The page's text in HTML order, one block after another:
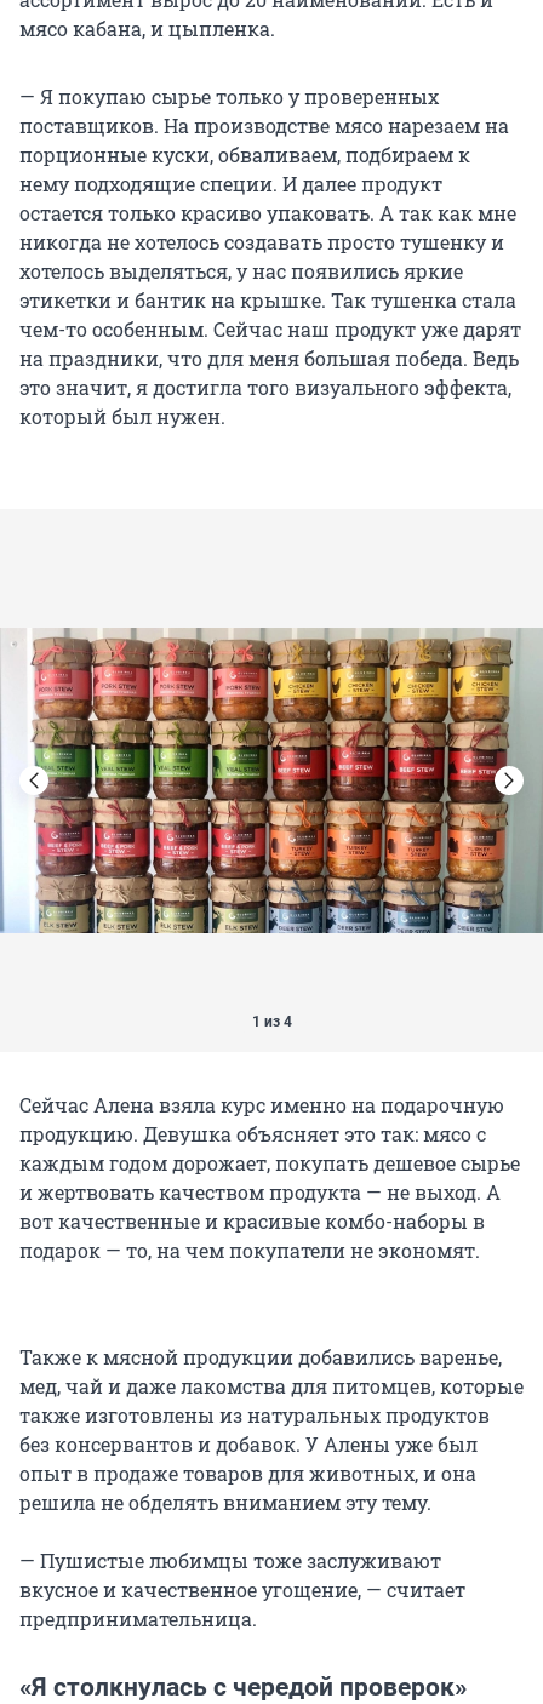
мясо кабана, и цыпленка.
— Я покупаю сырье только у проверенных
поставщиков. На производстве мясо нарезаем на
порционные куски, обваливаем, подбираем к
нему подходящие специи. И далее продукт
остается только красиво упаковать. А так как мне
никогда не хотелось создавать просто тушенку и
хотелось выделяться, у нас появились яркие
этикетки и бантик на крышке. Так тушенка стала
чем-то особенным. Сейчас наш продукт уже дарят
на праздники, что для меня большая победа. Ведь
это значит, я достигла того визуального эффекта,
который был нужен.
1 из 4
Сейчас Алена взяла курс именно на подарочную
продукцию. Девушка объясняет это так: мясо с
каждым годом дорожает, покупать дешевое сырье
и жертвовать качеством продукта — не выход. А
вот качественные и красивые комбо-наборы в
подарок — то, на чем покупатели не экономят.
Также к мясной продукции добавились варенье,
мед, чай и даже лакомства для питомцев, которые
также изготовлены из натуральных продуктов
без консервантов и добавок. У Алены уже был
опыт в продаже товаров для животных, и она
решила не обделять вниманием эту тему.
— Пушистые любимцы тоже заслуживают
вкусное и качественное угощение, — считает
предпринимательница.
«Я столкнулась с чередой проверок»